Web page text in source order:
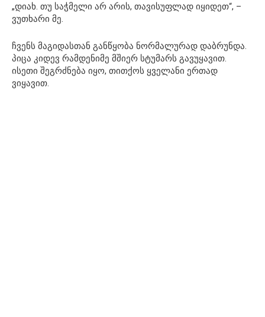
„დიახ. თუ საჭმელი არ არის, თავისუფლად იყიდეთ“, –
ვუთხარი მე.
ჩვენს მაგიდასთან განწყობა ნორმალურად დაბრუნდა.
პიცა კიდევ რამდენიმე მშიერ სტუმარს გავუყავით.
ისეთი შეგრძნება იყო, თითქოს ყველანი ერთად
ვიყავით.